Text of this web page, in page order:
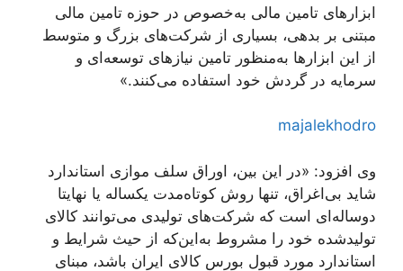
ابزارهای تامین مالی به‌خصوص در حوزه تامین مالی
مبتنی بر بدهی، بسیاری از شرکت‌های بزرگ و متوسط
از این ابزارها به‌منظور تامین نیازهای توسعه‌ای و
سرمایه در گردش خود استفاده می‌کنند.»
majalekhodro
وی افزود: «در این بین، اوراق سلف موازی استاندارد
شاید بی‌اغراق، تنها روش کوتاه‌مدت یکساله یا نهایتا
دوساله‌ای است که شرکت‌های تولیدی می‌توانند کالای
تولیدشده خود را مشروط به‌این‌که از حیث شرایط و
استاندارد مورد قبول بورس کالای ایران باشد، مبنای